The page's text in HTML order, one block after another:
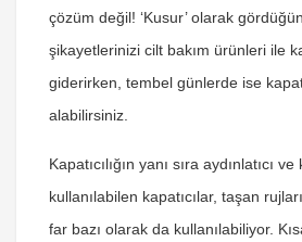
çözüm değil! ‘Kusur’ olarak
şikayetlerinizi cilt bakım ürünleri ile
giderirken, tembel günlerde ise
alabilirsiniz.
Kapatıcılığın yanı sıra aydınlatıcı
kullanılabilen kapatıcılar, taşan
far bazı olarak da kullanılabiliyor.